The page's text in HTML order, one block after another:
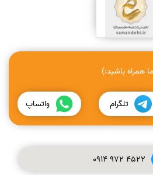
همراه باشید:)
تلگرام واتساپ
0914972 4522